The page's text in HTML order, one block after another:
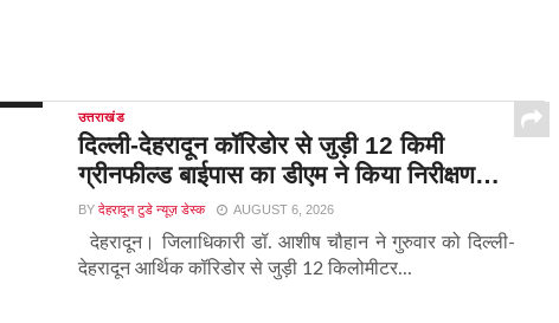
उत्तराखंड
दिल्ली-देहरादून कॉरिडोर से जुड़ी 12 किमी
ग्रीनफील्ड बाईपास का डीएम ने किया निरीक्षण…
BY देहरादून टुडे न्यूज़ डेस्क AUGUST 6, 2026
देहरादून। जिलाधिकारी डॉ. आशीष चौहान ने गुरुवार को दिल्ली-
देहरादून आर्थिक कॉरिडोर से जुड़ी 12 किलोमीटर...